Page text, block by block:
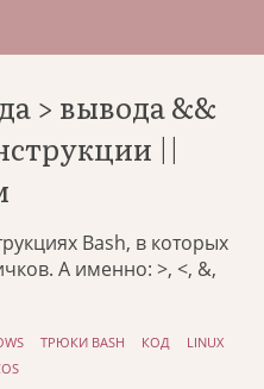
> вывода &&
||
Bash, в которых
А именно: >, <, &,
ТРЮКИ BASH КОД
LINUX